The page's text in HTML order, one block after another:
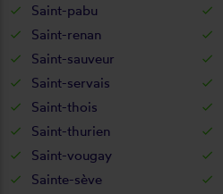
Saint-pabu
Saint-renan
Saint-sauveur
Saint-servais
Saint-thois
Saint-thurien
Saint-vougay
Sainte-sève